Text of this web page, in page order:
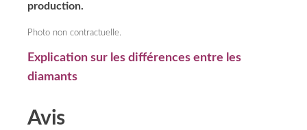
production.
Photo non contractuelle.
Explication sur les différences entre les
diamants
Avis